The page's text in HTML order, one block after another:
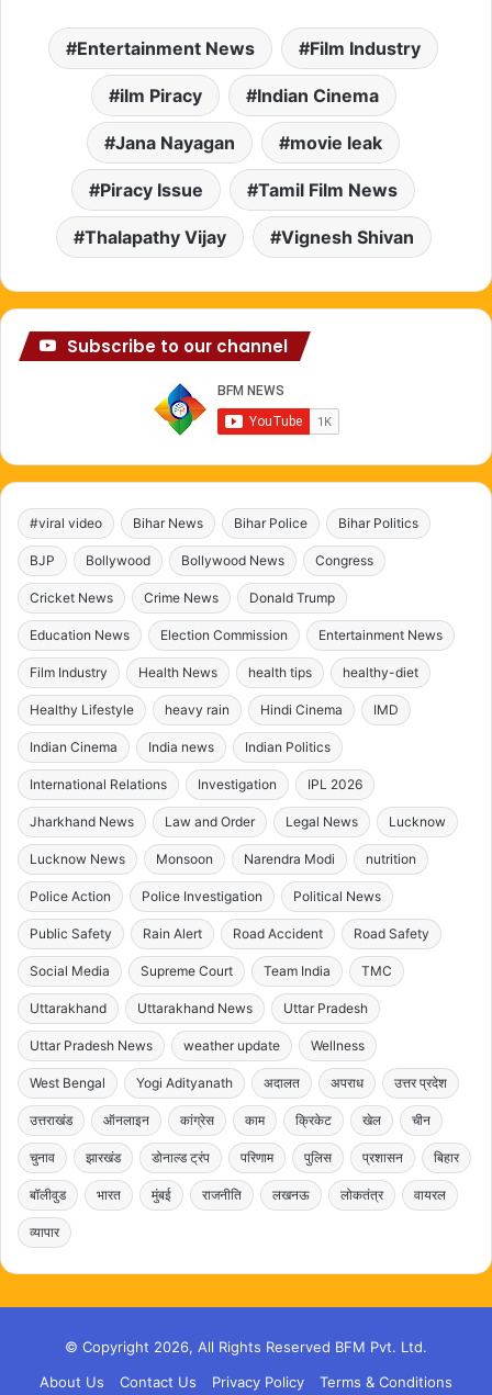
Entertainment News Film Industry
ilm Piracy Indian Cinema
Jana Nayagan movie leak
Piracy Issue Tamil Film News
Thalapathy Vijay Vignesh Shivan
Subscribe to our channel
#viral video Bihar News Bihar Police Bihar Politics
BJP Bollywood Bollywood News Congress
Cricket News Crime News Donald Trump
Education News Election Commission Entertainment News
Film Industry Health News health tips healthy-diet
Healthy Lifestyle heavy rain Hindi Cinema IMD
Indian Cinema India news Indian Politics
International Relations Investigation IPL 2026
Jharkhand News Law and Order Legal News Lucknow
Lucknow News Monsoon Narendra Modi nutrition
Police Action Police Investigation Political News
Public Safety Rain Alert Road Accident Road Safety
Social Media Supreme Court Team India TMC
Uttarakhand Uttarakhand News Uttar Pradesh
Uttar Pradesh News weather update Wellness
West Bengal Yogi Adityanath अदालत अपराध उत्तर प्रदेश
उत्तराखंड ऑनलाइन कांग्रेस काम क्रिकेट खेल चीन
चुनाव झारखंड डोनाल्ड ट्रंप परिणाम पुलिस प्रशासन बिहार
बॉलीवुड भारत मुंबई राजनीति लखनऊ लोकतंत्र वायरल
व्यापार
© Copyright 2026, All Rights Reserved BFM Pvt. Ltd.
About Us
Contact Us Privacy Policy Terms & Conditions